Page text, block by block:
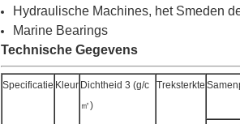
Hydraulische Machines, het Smeden
Marine Bearings
Technische Gegevens
Specificatie Kleur Dichtheid 3 (g/c
㎡)
Treksterkte